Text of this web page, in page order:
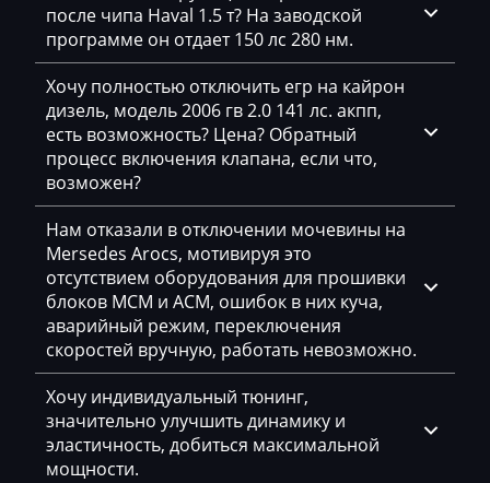
GAC
Geely
Gehl
Genie
Genset
GMC
Great Wall
Grove
Groz
Hafei
Haima
Hamm
после чипа Haval 1.5 т? На заводской
программе он отдает 150 лс 280 нм.
Хочу полностью отключить егр на кайрон
дизель, модель 2006 гв 2.0 141 лс. акпп,
есть возможность? Цена? Обратный
процесс включения клапана, если что,
возможен?
Нам отказали в отключении мочевины на
Mersedes Arocs, мотивируя это
отсутствием оборудования для прошивки
блоков MCM и ACM, ошибок в них куча,
аварийный режим, переключения
скоростей вручную, работать невозможно.
Хочу индивидуальный тюнинг,
значительно улучшить динамику и
эластичность, добиться максимальной
мощности.